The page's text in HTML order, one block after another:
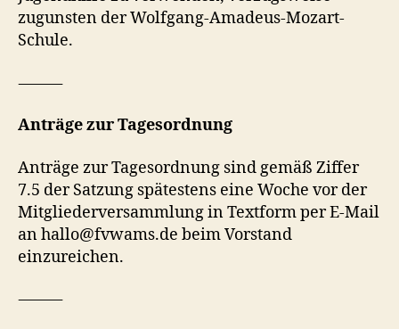
zugunsten der Wolfgang-Amadeus-Mozart-
Schule.
⸻
Anträge zur Tagesordnung
Anträge zur Tagesordnung sind gemäß Ziffer
7.5 der Satzung spätestens eine Woche vor der
Mitgliederversammlung in Textform per E-Mail
an hallo@fvwams.de beim Vorstand
einzureichen.
⸻